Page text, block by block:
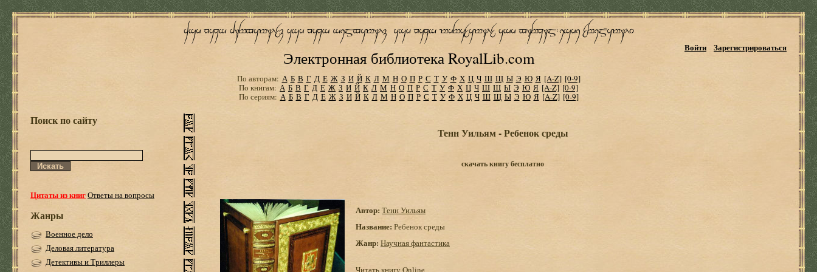
Электронная библиотека RoyalLib.com
Войти Зарегистрироваться
По авторам: А Б В Г Д Е Ж З И Й К Л М Н О П Р С Т У Ф Х Ц Ч Ш Щ Ы Э Ю Я [A-Z] [0-9]
По книгам: А Б В Г Д Е Ж З И Й К Л М Н О П Р С Т У Ф Х Ц Ч Ш Щ Ы Э Ю Я [A-Z] [0-9]
По сериям: А Б В Г Д Е Ж З И Й К Л М Н О П Р С Т У Ф Х Ц Ч Ш Щ Ы Э Ю Я [A-Z] [0-9]
Поиск по сайту
Цитаты из книгОтветы на вопросы
Жанры
Военное дело
Деловая литература
Детективы и Триллеры
Тенн Уильям - Ребенок среды
скачать книгу бесплатно
Автор: Тенн Уильям
Название: Ребенок среды
Жанр: Научная фантастика
Читать книгу Online